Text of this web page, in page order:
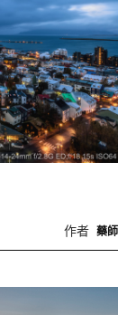
作者 藥師